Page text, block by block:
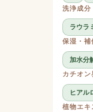
洗浄成分
ラウラ
保湿・補
加水分
カチオン
ヒアル
植物エキ